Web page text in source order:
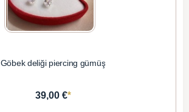
Göbek deliği piercing gümüş
39,00 €*